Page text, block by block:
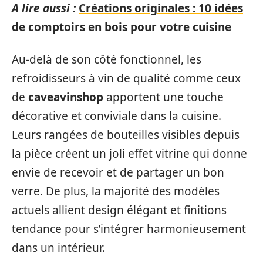
A lire aussi : Créations originales : 10 idées
de comptoirs en bois pour votre cuisine
Au-delà de son côté fonctionnel, les
refroidisseurs à vin de qualité comme ceux
de caveavinshop apportent une touche
décorative et conviviale dans la cuisine.
Leurs rangées de bouteilles visibles depuis
la pièce créent un joli effet vitrine qui donne
envie de recevoir et de partager un bon
verre. De plus, la majorité des modèles
actuels allient design élégant et finitions
tendance pour s’intégrer harmonieusement
dans un intérieur.